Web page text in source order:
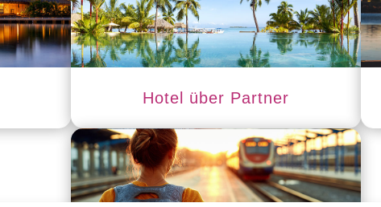
Hotel über Partner